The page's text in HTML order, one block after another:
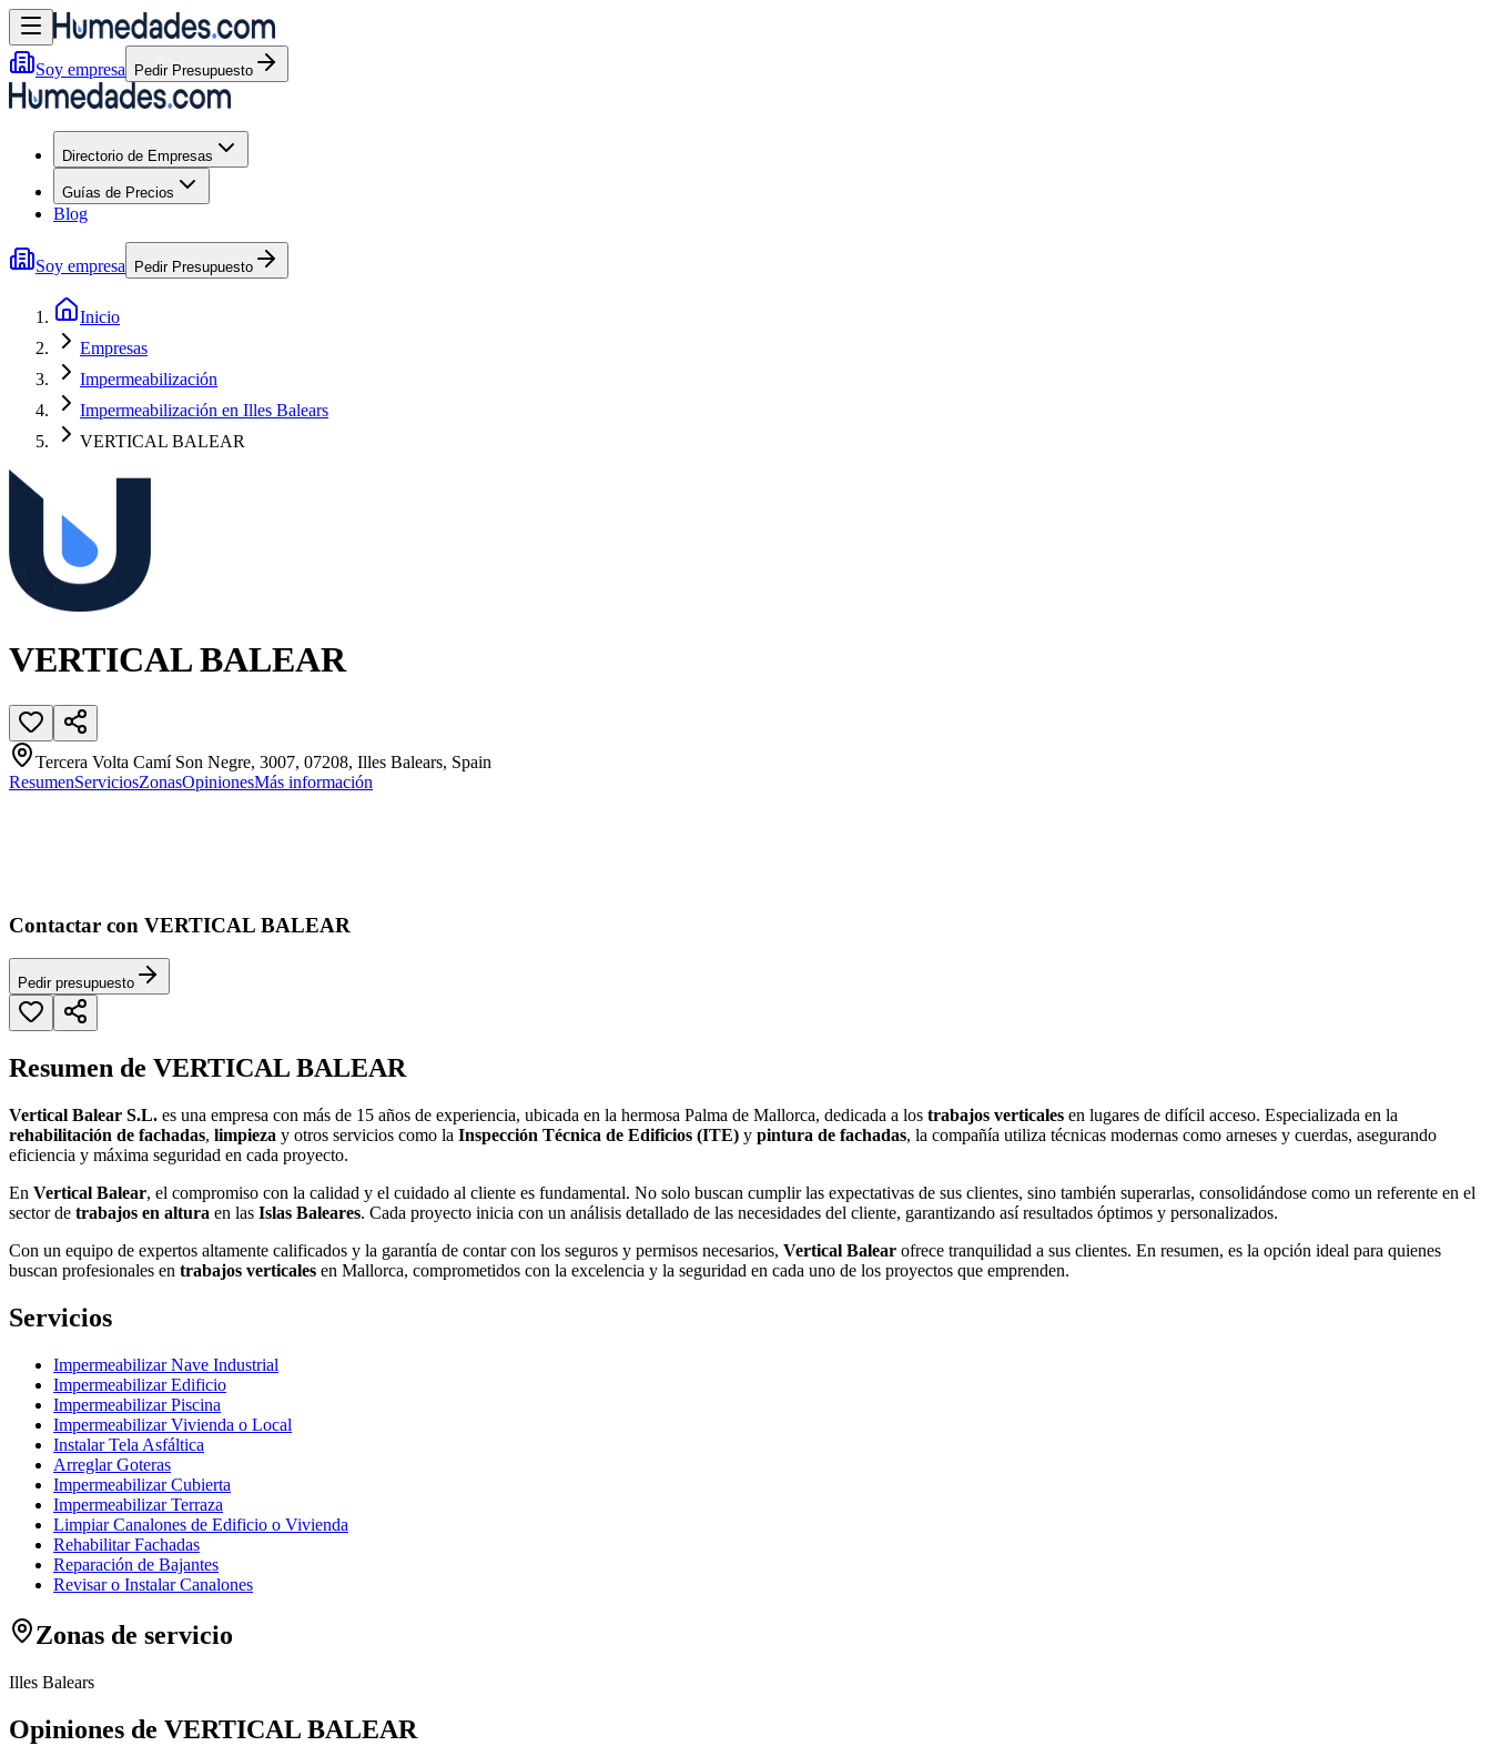
Soy empresa Pedir Presupuesto
Directorio de Empresas
Guías de Precios
Blog
Soy empresa Pedir Presupuesto
Inicio
Empresas
Impermeabilización
Impermeabilización en Illes Balears
VERTICAL BALEAR
VERTICAL BALEAR
Tercera Volta Camí Son Negre, 3007, 07208, Illes Balears, Spain
ResumenServiciosZonasOpinionesMás información
Contactar con VERTICAL BALEAR
Pedir presupuesto
Resumen de VERTICAL BALEAR
Vertical Balear S.L. es una empresa con más de 15 años de experiencia, ubicada en la hermosa Palma de Mallorca, dedicada a los trabajos verticales en lugares de difícil acceso. Especializada en la
rehabilitación de fachadas, limpieza y otros servicios como la Inspección Técnica de Edificios (ITE) y pintura de fachadas, la compañía utiliza técnicas modernas como arneses y cuerdas, asegurando
eficiencia y máxima seguridad en cada proyecto.
En Vertical Balear, el compromiso con la calidad y el cuidado al cliente es fundamental. No solo buscan cumplir las expectativas de sus clientes, sino también superarlas, consolidándose como un referente en el
sector de trabajos en altura en las Islas Baleares. Cada proyecto inicia con un análisis detallado de las necesidades del cliente, garantizando así resultados óptimos y personalizados.
Con un equipo de expertos altamente calificados y la garantía de contar con los seguros y permisos necesarios, Vertical Balear ofrece tranquilidad a sus clientes. En resumen, es la opción ideal para quienes
buscan profesionales en trabajos verticales en Mallorca, comprometidos con la excelencia y la seguridad en cada uno de los proyectos que emprenden.
Servicios
Impermeabilizar Nave Industrial
Impermeabilizar Edificio
Impermeabilizar Piscina
Impermeabilizar Vivienda o Local
Instalar Tela Asfáltica
Arreglar Goteras
Impermeabilizar Cubierta
Impermeabilizar Terraza
Limpiar Canalones de Edificio o Vivienda
Rehabilitar Fachadas
Reparación de Bajantes
Revisar o Instalar Canalones
Zonas de servicio
Illes Balears
Opiniones de VERTICAL BALEAR